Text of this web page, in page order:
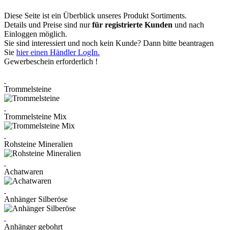
Diese Seite ist ein Überblick unseres Produkt Sortiments.
Details und Preise sind nurfür registrierte Kunden und nach
Einloggen möglich.
Sie sind interessiert und noch kein Kunde? Dann bitte beantragen
Sie hier einen Händler LogIn.
Gewerbeschein erforderlich !
Trommelsteine
Trommelsteine Mix
Rohsteine Mineralien
Achatwaren
Anhänger Silberöse
Anhänger gebohrt